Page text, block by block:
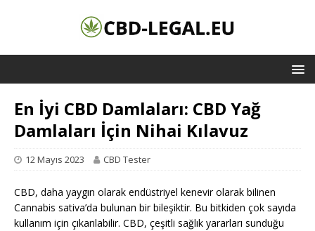
En İyi CBD Damlaları: CBD Yağ
Damlaları İçin Nihai Kılavuz
12 Mayıs 2023 CBD Tester
CBD, daha yaygın olarak endüstriyel kenevir olarak bilinen
Cannabis sativa’da bulunan bir bileşiktir. Bu bitkiden çok sayıda
kullanım için çıkarılabilir. CBD, çeşitli sağlık yararları sunduğu